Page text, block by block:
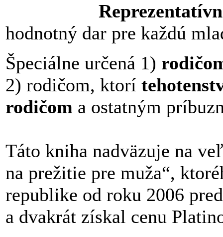
hodnotný dar pre každú
Špeciálne určená 1)
2) rodičom, ktorí
rodičom a ostatným
Táto kniha nadväzuje na
na prežitie pre muža“,
republike od roku 2006
a dvakrát získal cenu